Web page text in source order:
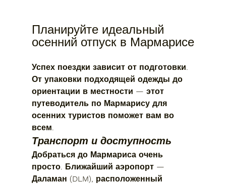
Планируйте идеальный
осенний отпуск в Мармарисе
Успех поездки зависит от подготовки.
От упаковки подходящей одежды до
ориентации в местности — этот
путеводитель по Мармарису для
осенних туристов поможет вам во
всем.
Транспорт и доступность
Добраться до Мармариса очень
просто. Ближайший аэропорт —
Даламан (DLM), расположенный